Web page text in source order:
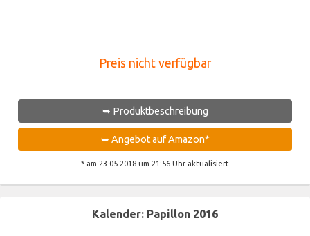
Preis nicht verfügbar
➥ Produktbeschreibung
➥ Angebot auf Amazon*
* am 23.05.2018 um 21:56 Uhr aktualisiert
Kalender: Papillon 2016